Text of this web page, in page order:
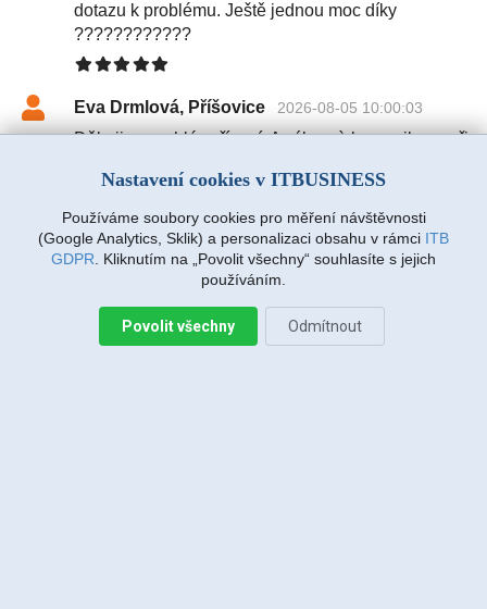
dotazu k problému. Ještě jednou moc díky
????????????
Eva Drmlová, Příšovice 2026-08-05 10:00:03
Děkuji za rychlé vyřízení. A výbornà komunikace při
Martin Vanda, Bakov nad Jizerou
2026-08-04 20:33:07
Jiří Sadílek, Liberec 2026-08-03 20:08:43
Nastavení cookies v ITBUSINESS
Používáme soubory cookies pro měření návštěvnosti
(Google Analytics, Sklik) a personalizaci obsahu v rámci ITB
GDPR . Kliknutím na „Povolit všechny“ souhlasíte s jejich
používáním.
Povolit všechny Odmítnout